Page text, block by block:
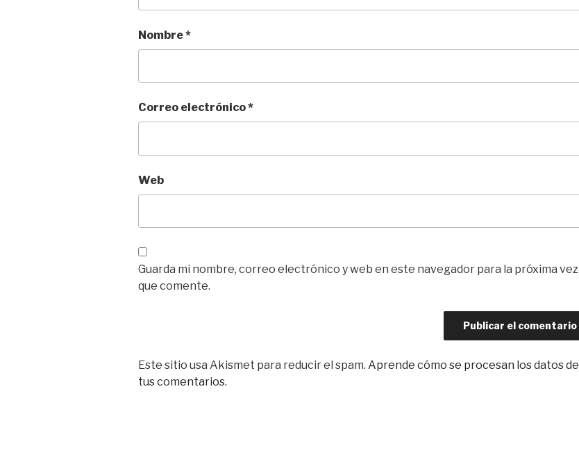
Nombre*
Correo electrónico*
Web
Guarda mi nombre, correo electrónico y web en este navegador para la próxima vez
que comente.
Este sitio usa Akismet para reducir el spam. Aprende cómo se procesan los datos de
tus comentarios.